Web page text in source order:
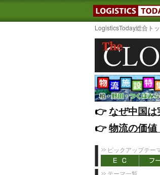
LogisticsToday総合ト
👉️なぜ中国
👉️物流の価
ピックアップテー
テーマ一覧